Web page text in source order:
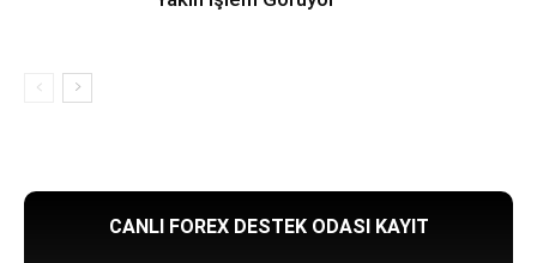
CANLI FOREX DESTEK ODASI KAYIT